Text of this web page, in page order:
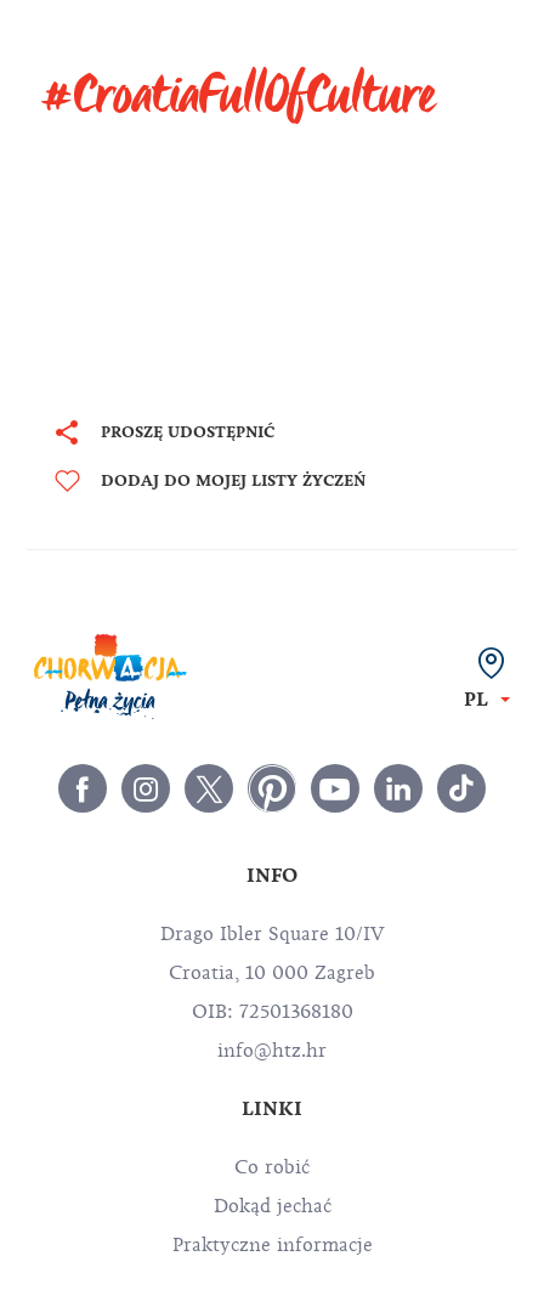
#CroatiaFullOfCulture
PROSZĘ UDOSTĘPNIĆ
DODAJ DO MOJEJ LISTY ŻYCZEŃ
PL
INFO
Drago Ibler Square 10/IV
Croatia, 10 000 Zagreb
OIB: 72501368180
info@htz.hr
LINKI
Co robić
Dokąd jechać
Praktyczne informacje